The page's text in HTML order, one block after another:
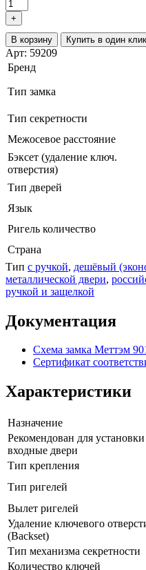
+
В корзину Купить в один клик
Арт: 59209
Бренд
Тип замка
Тип секретности
Межосевое расстояние
Бэксет (удаление ключ.
отверстия)
Тип дверей
Язык
Ригель количество
Страна
Тип с ручкой, дешёвый
металлической двери,
ручкой и защелкой
Документация
Схема замка Меттэм
Сертификат
Характеристики
Назначение
Рекомендован для установки
входные двери
Тип крепления
Тип ригелей
Вылет ригелей
Удаление ключевого
(Backset)
Тип механизма секретности
Количество ключей